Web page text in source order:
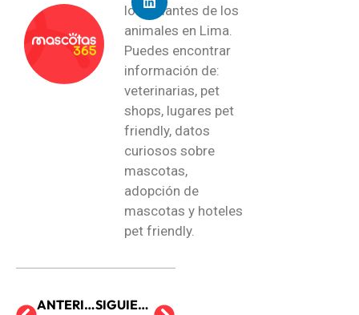
los amantes de los
animales en Lima.
Puedes encontrar
información de:
veterinarias, pet
shops, lugares pet
friendly, datos
curiosos sobre
mascotas,
adopción de
mascotas y hoteles
pet friendly.
ANTERIOR SIGUIENTE